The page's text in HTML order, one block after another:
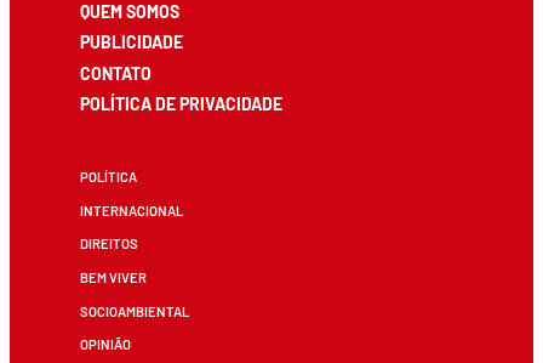
QUEM SOMOS
PUBLICIDADE
CONTATO
POLÍTICA DE PRIVACIDADE
POLÍTICA
INTERNACIONAL
DIREITOS
BEM VIVER
SOCIOAMBIENTAL
OPINIÃO